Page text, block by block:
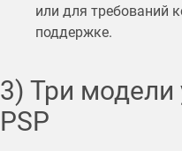
или для требований
поддержке.
3) Три модели
PSP